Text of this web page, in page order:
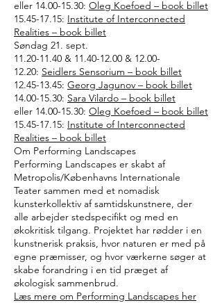
eller 14.00-15.30: Oleg Koefoed – book billet
15.45-17.15: Institute of Interconnected
Realities – book billet
Søndag 21. sept.
11.20-11.40 & 11.40-12.00 & 12.00-
12.20: Seidlers Sensorium – book billet
12.45-13.45: Georg Jagunov – book billet
14.00-15.30: Sara Vilardo – book billet
eller 14.00-15.30: Oleg Koefoed – book billet
15.45-17.15: Institute of Interconnected
Realities – book billet
Om Performing Landscapes
Performing Landscapes er skabt af
Metropolis/Københavns Internationale
Teater sammen med et nomadisk
kunsterkollektiv af samtidskunstnere, der
alle arbejder stedspecifikt og med en
økokritisk tilgang. Projektet har rødder i en
kunstnerisk praksis, hvor naturen er med på
egne præmisser, og hvor værkerne søger at
skabe forandring i en tid præget af
økologisk sammenbrud.
Læs mere om Performing Landscapes her